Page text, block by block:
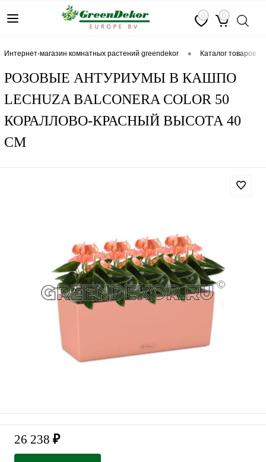
0 0
интернет-магазин комнатных растений greendekor • каталог товаров
РОЗОВЫЕ АНТУРИУМЫ В КАШПО
LECHUZA BALCONERA COLOR 50
КОРАЛЛОВО-КРАСНЫЙ ВЫСОТА 40
СМ
26 238 ₽